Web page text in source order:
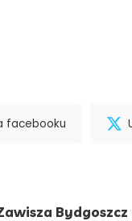
facebooku